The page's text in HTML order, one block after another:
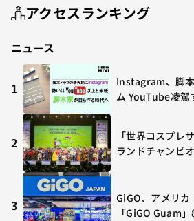
アクセスランキング
ニュース
1
Instagram、脚
ム YouTube凌駕
2
「世界コスプレ
ランドチャンピ
3
GiGO、アメリ
「GiGO Guam